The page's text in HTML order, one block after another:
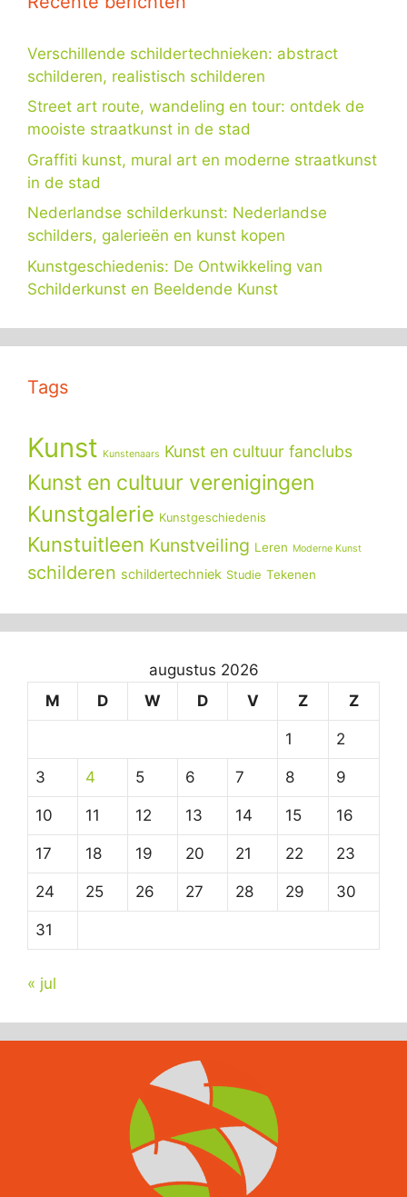
Verschillende schildertechnieken: abstract
schilderen, realistisch schilderen
Street art route, wandeling en tour: ontdek de
mooiste straatkunst in de stad
Graffiti kunst, mural art en moderne straatkunst
in de stad
Nederlandse schilderkunst: Nederlandse
schilders, galerieën en kunst kopen
Kunstgeschiedenis: De Ontwikkeling van
Schilderkunst en Beeldende Kunst
Tags
Kunst Kunstenaars Kunst en cultuur fanclubs
Kunst en cultuur verenigingen
Kunstgalerie Kunstgeschiedenis
Kunstuitleen Kunstveiling Leren Moderne Kunst
schilderen schildertechniek Studie Tekenen
augustus 2026
M
D W D V Z Z
1 2
3 4 5 6 7 8 9
10 11 12 13 14 15 16
17 18 19 20 21 22 23
24 25 26 27 28 29 30
31
« jul